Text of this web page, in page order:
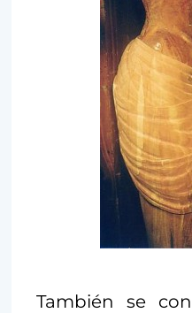
También se